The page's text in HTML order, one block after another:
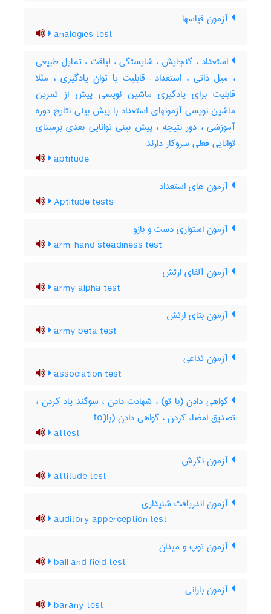
آزمون قیاسها
analogies test
استعداد ، گنجایش ، شایستگی ، لیاقت ، تمایل طبیعی
، میل ذاتی ، استعداد : قابلیت یا توان یادگیری ، مثلا
قابلیت برای یادگیری ماشین نویسی پیش از تمرین
ماشین نویسی آزمونهای استعداد با پیش بینی نتایج دوره
آموزشی ، دور نتیجه ، پیش بینی توانایی بعدی برمبنای
توانایی فعلی سروکار دارند
aptitude
آزمون های استعداد
Aptitude tests
آزمون استواری دست و بازو
arm-hand steadiness test
آزمون آلفای ارتش
army alpha test
آزمون بتای ارتش
army beta test
آزمون تداعی
association test
گواهی دادن (با تو) ، شهادت دادن ، سوگند یاد کردن ،
تصدیق امضاء کردن ، گواهی دادن (با(to
attest
آزمون نگرش
attitude test
آزمون اندریافت شنیداری
auditory apperception test
آزمون توپ و میدان
ball and field test
آزمون بارانی
barany test